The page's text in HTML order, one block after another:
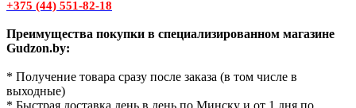
+375 (44) 551-82-18
Преимущества покупки в специализированном магазине
Gudzon.by:
* Получение товара сразу после заказа (в том числе в
выходные)
* Быстрая доставка день в день по Минску и от 1 дня по